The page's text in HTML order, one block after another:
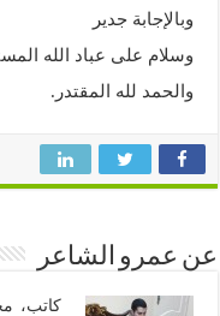
وبالإجابة جدير
وسلام على عباد الله
والحمد لله المقتدر.
عن عمرو الشاعر
كاتب،